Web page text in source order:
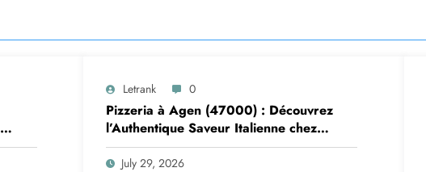
Letrank 0
Pizzeria à Agen (47000) : Découvrez
l’Authentique Saveur Italienne chez
Trattoria Pasta Pizza Brax
July 29, 2026